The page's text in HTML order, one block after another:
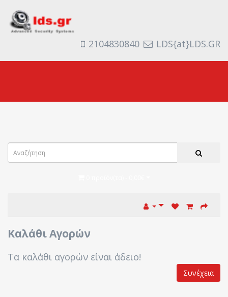
2104830840 LDS{at}LDS.GR
Καλάθι Αγορών
Τα καλάθι αγορών είναι άδειο!
Συνέχεια